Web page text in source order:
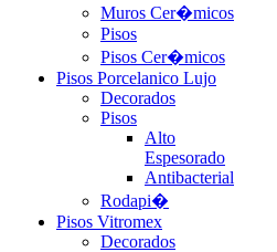
Muros Cer�micos
Pisos
Pisos Cer�micos
Pisos Porcelanico Lujo
Decorados
Pisos
Alto
Espesorado
Antibacterial
Rodapi�
Pisos Vitromex
Decorados